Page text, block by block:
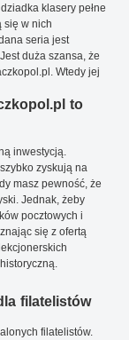
klasery pełne
się w nich
seria jest
duża szansa, że
Wtedy jej
to
inwestycją.
zyskują na
masz pewność, że
Jednak, żeby
pocztowych i
się z ofertą
filatelistów
filatelistów.